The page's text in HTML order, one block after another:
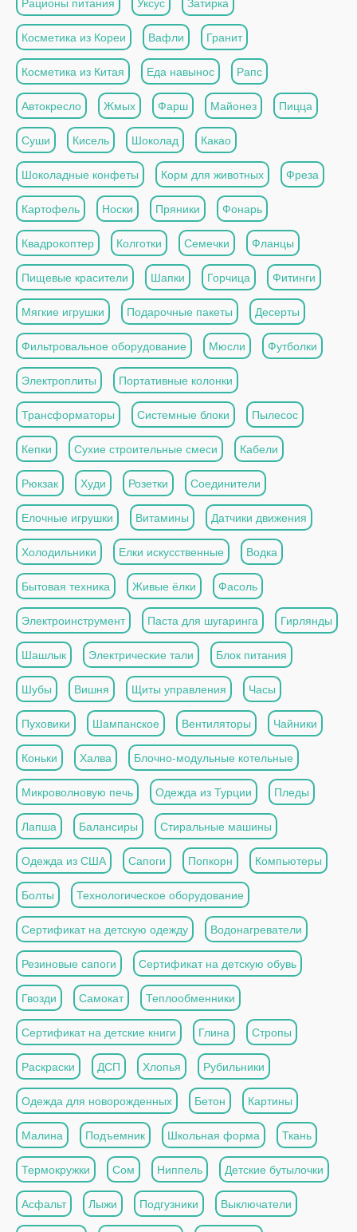
Косметика из Кореи Вафли Гранит
Косметика из Китая Еда навынос Рапс
Автокресло Жмых Фарш Майонез Пицца
Суши Кисель Шоколад Какао
Шоколадные конфеты Корм для животных Фреза
Картофель Носки Пряники Фонарь
Квадрокоптер Колготки Семечки Фланцы
Пищевые красители Шапки Горчица Фитинги
Мягкие игрушки Подарочные пакеты Десерты
Фильтровальное оборудование Мюсли Футболки
Электроплиты Портативные колонки
Трансформаторы Системные блоки Пылесос
Кепки Сухие строительные смеси Кабели
Рюкзак Худи Розетки Соединители
Елочные игрушки Витамины Датчики движения
Холодильники Елки искусственные Водка
Бытовая техника Живые ёлки Фасоль
Электроинструмент Паста для шугаринга Гирлянды
Шашлык Электрические тали Блок питания
Шубы Вишня Щиты управления Часы
Пуховики Шампанское Вентиляторы Чайники
Коньки Халва Блочно-модульные котельные
Микроволновую печь Одежда из Турции Пледы
Лапша Балансиры Стиральные машины
Одежда из США Сапоги Попкорн Компьютеры
Болты Технологическое оборудование
Сертификат на детскую одежду Водонагреватели
Резиновые сапоги Сертификат на детскую обувь
Гвозди Самокат Теплообменники
Сертификат на детские книги Глина Стропы
Раскраски ДСП Хлопья Рубильники
Одежда для новорожденных Бетон Картины
Малина Подъемник Школьная форма Ткань
Термокружки Сом Ниппель Детские бутылочки
Асфальт Лыжи Подгузники Выключатели